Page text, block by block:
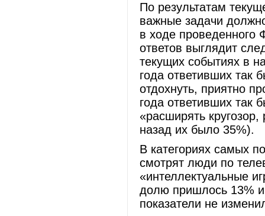
По результатам
важные задачи
в ходе проведенного
ответов выглядит
текущих событиях в
года ответивших так
отдохнуть, приятно
года ответивших так
«расширять
назад их было 35%).
В категориях самых
смотрят люди по
«интеллектуальные
долю пришлось 13% и
показатели не